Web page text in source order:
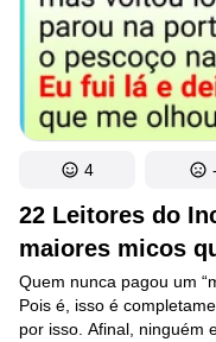
22 Leitores do
maiores micos
Quem nunca pagou um
Pois é, isso é
por isso. Afinal, ninguém
4 -